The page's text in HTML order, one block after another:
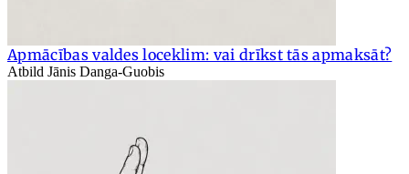
Apmācības valdes loceklim: vai drīkst tās apmaksāt?
Atbild Jānis Danga-Guobis